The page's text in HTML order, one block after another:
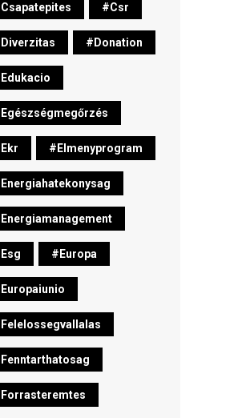
#csr
#donation
#elmenyprogram
#europa